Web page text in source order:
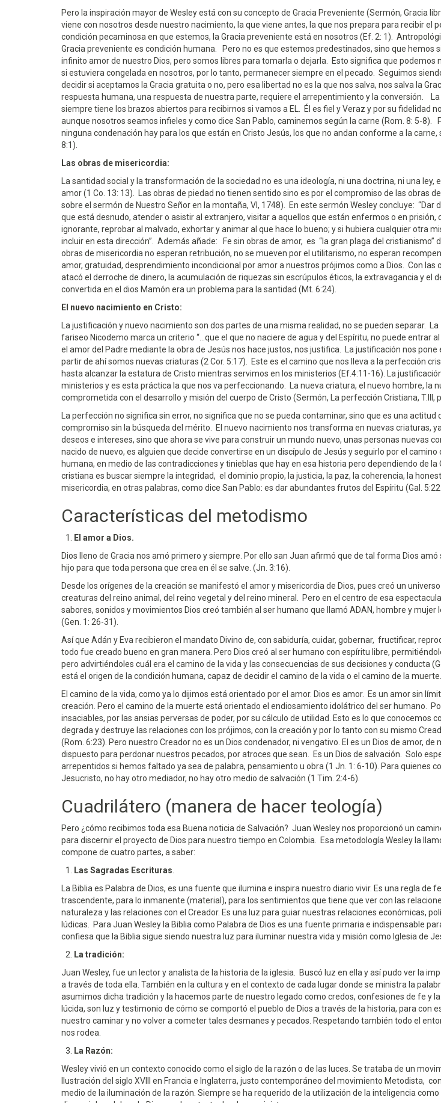
Pero la inspiración mayor de Wesley está con su concepto de Gracia Preveniente (Sermón, Gracia
viene con nosotros desde nuestro nacimiento, la que viene antes, la que nos prepara para recibir el
condición pecaminosa en que estemos, la Gracia preveniente está en nosotros (Ef. 2: 1).
Gracia preveniente es condición humana. Pero no es que estemos predestinados, sino que hemos
infinito amor de nuestro Dios, pero somos libres para tomarla o dejarla. Esto significa que podemos
si estuviera congelada en nosotros, por lo tanto, permanecer siempre en el pecado. Seguimos
decidir si aceptamos la Gracia gratuita o no, pero esa libertad no es la que nos salva, nos salva la
respuesta humana, una respuesta de nuestra parte, requiere el arrepentimiento y la conversión. La
siempre tiene los brazos abiertos para recibirnos si vamos a EL. Él es fiel y Veraz y por su fidelidad
aunque nosotros seamos infieles y como dice San Pablo, caminemos según la carne (Rom. 8: 5-8).
ninguna condenación hay para los que están en Cristo Jesús, los que no andan conforme a la carne,
8:1).
Las obras de misericordia:
La santidad social y la transformación de la sociedad no es una ideología, ni una doctrina, ni una ley,
amor (1 Co. 13: 13). Las obras de piedad no tienen sentido sino es por el compromiso de las obras
sobre el sermón de Nuestro Señor en la montaña, VI, 1748). En este sermón Wesley concluye: “Dar
que está desnudo, atender o asistir al extranjero, visitar a aquellos que están enfermos o en prisión,
ignorante, reprobar al malvado, exhortar y animar al que hace lo bueno; y si hubiera cualquier otra
incluir en esta dirección”. Además añade: Fe sin obras de amor, es “la gran plaga del cristianismo”
obras de misericordia no esperan retribución, no se mueven por el utilitarismo, no esperan
amor, gratuidad, desprendimiento incondicional por amor a nuestros prójimos como a Dios. Con las
atacó el derroche de dinero, la acumulación de riquezas sin escrúpulos éticos, la extravagancia y el
convertida en el dios Mamón era un problema para la santidad (Mt. 6:24).
El nuevo nacimiento en Cristo:
La justificación y nuevo nacimiento son dos partes de una misma realidad, no se pueden separar.
fariseo Nicodemo marca un criterio “…que el que no naciere de agua y del Espíritu, no puede entrar
el amor del Padre mediante la obra de Jesús nos hace justos, nos justifica. La justificación nos pone
partir de ahí somos nuevas criaturas (2 Cor. 5:17). Este es el camino que nos lleva a la perfección
hasta alcanzar la estatura de Cristo mientras servimos en los ministerios (Ef.4:11-16). La
ministerios y es esta práctica la que nos va perfeccionando. La nueva criatura, el nuevo hombre, la
comprometida con el desarrollo y misión del cuerpo de Cristo (Sermón, La perfección Cristiana, T.III,
La perfección no significa sin error, no significa que no se pueda contaminar, sino que es una actitud
compromiso sin la búsqueda del mérito. El nuevo nacimiento nos transforma en nuevas criaturas,
deseos e intereses, sino que ahora se vive para construir un mundo nuevo, unas personas nuevas
nacido de nuevo, es alguien que decide convertirse en un discípulo de Jesús y seguirlo por el
humana, en medio de las contradicciones y tinieblas que hay en esa historia pero dependiendo de la
cristiana es buscar siempre la integridad, el dominio propio, la justicia, la paz, la coherencia, la
misericordia, en otras palabras, como dice San Pablo: es dar abundantes frutos del Espíritu (Gal.
Características del metodismo
El amor a Dios.
Dios lleno de Gracia nos amó primero y siempre. Por ello san Juan afirmó que de tal forma Dios amó
hijo para que toda persona que crea en él se salve. (Jn. 3:16).
Desde los orígenes de la creación se manifestó el amor y misericordia de Dios, pues creó un
creaturas del reino animal, del reino vegetal y del reino mineral. Pero en el centro de esa
sabores, sonidos y movimientos Dios creó también al ser humano que llamó ADAN, hombre y mujer
(Gen. 1: 26-31).
Así que Adán y Eva recibieron el mandato Divino de, con sabiduría, cuidar, gobernar, fructificar,
todo fue creado bueno en gran manera. Pero Dios creó al ser humano con espíritu libre,
pero advirtiéndoles cuál era el camino de la vida y las consecuencias de sus decisiones y conducta
está el origen de la condición humana, capaz de decidir el camino de la vida o el camino de la muerte.
El camino de la vida, como ya lo dijimos está orientado por el amor. Dios es amor. Es un amor sin
creación. Pero el camino de la muerte está orientado el endiosamiento idolátrico del ser humano.
insaciables, por las ansias perversas de poder, por su cálculo de utilidad. Esto es lo que conocemos
degrada y destruye las relaciones con los prójimos, con la creación y por lo tanto con su mismo
(Rom. 6:23). Pero nuestro Creador no es un Dios condenador, ni vengativo. El es un Dios de amor,
dispuesto para perdonar nuestros pecados, por atroces que sean. Es un Dios de salvación. Solo
arrepentidos si hemos faltado ya sea de palabra, pensamiento u obra (1 Jn. 1: 6-10). Para quienes
Jesucristo, no hay otro mediador, no hay otro medio de salvación (1 Tim. 2:4-6).
Cuadrilátero (manera de hacer teología)
Pero ¿cómo recibimos toda esa Buena noticia de Salvación? Juan Wesley nos proporcionó un
para discernir el proyecto de Dios para nuestro tiempo en Colombia. Esa metodología Wesley la
compone de cuatro partes, a saber:
Las Sagradas Escrituras
La Biblia es Palabra de Dios, es una fuente que ilumina e inspira nuestro diario vivir. Es una regla de
trascendente, para lo inmanente (material), para los sentimientos que tiene que ver con las
naturaleza y las relaciones con el Creador. Es una luz para guiar nuestras relaciones económicas,
lúdicas. Para Juan Wesley la Biblia como Palabra de Dios es una fuente primaria e indispensable
confiesa que la Biblia sigue siendo nuestra luz para iluminar nuestra vida y misión como Iglesia de
La tradición:
Juan Wesley, fue un lector y analista de la historia de la iglesia. Buscó luz en ella y así pudo ver la
a través de toda ella. También en la cultura y en el contexto de cada lugar donde se ministra la
asumimos dicha tradición y la hacemos parte de nuestro legado como credos, confesiones de fe y
lúcida, son luz y testimonio de cómo se comportó el pueblo de Dios a través de la historia, para con
nuestro caminar y no volver a cometer tales desmanes y pecados. Respetando también todo el
nos rodea.
La Razón:
Wesley vivió en un contexto conocido como el siglo de la razón o de las luces. Se trataba de un
Ilustración del siglo XVIII en Francia e Inglaterra, justo contemporáneo del movimiento Metodista,
medio de la iluminación de la razón. Siempre se ha requerido de la utilización de la inteligencia